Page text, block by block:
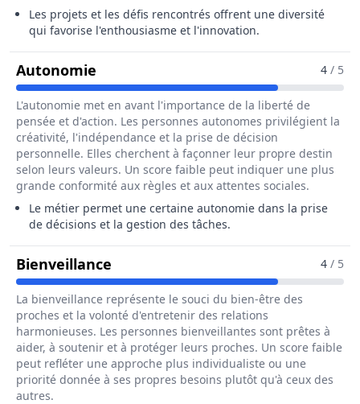
Les projets et les défis rencontrés offrent une diversité
qui favorise l'enthousiasme et l'innovation.
Autonomie Pour Le Métier De Hôte / Hôtesse
4 / 5
L'autonomie met en avant l'importance de la liberté de
pensée et d'action. Les personnes autonomes privilégient la
créativité, l'indépendance et la prise de décision
personnelle. Elles cherchent à façonner leur propre destin
selon leurs valeurs. Un score faible peut indiquer une plus
grande conformité aux règles et aux attentes sociales.
Le métier permet une certaine autonomie dans la prise
de décisions et la gestion des tâches.
Bienveillance Pour Le Métier De Hôte / Hôtesse
4 / 5
La bienveillance représente le souci du bien-être des
proches et la volonté d'entretenir des relations
harmonieuses. Les personnes bienveillantes sont prêtes à
aider, à soutenir et à protéger leurs proches. Un score faible
peut refléter une approche plus individualiste ou une
priorité donnée à ses propres besoins plutôt qu'à ceux des
autres.